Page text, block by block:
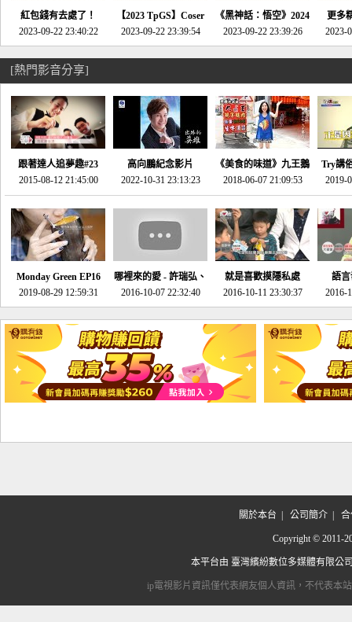
紅包錢有去處了！
SEGA春節特賣 超過85
款遊戲打到骨折-電玩
宅速配20230119
2023-09-22 23:40:22
【2023 TpGS】Coser
和Show Girl搶先看！
直擊展前記者會-電玩
2023-09-22 23:39:54
《黑神話：悟空》2024
年夏季推出！確定不會
延期齁？-電玩宅速配
2023-09-22 23:39:26
更多
《來
金鄉
2023-
[熱門影音分享]
跟著達人追夢趣#23
promo-我想開間咖啡
館(謝佳凌)
2015-08-12 21:45:00
高向鵬紀念影片
2022-10-31 23:13:23
《美食的味道》九王鵝
肉
2018-06-07 21:09:53
Try講
2019-
Monday Green EP16
超意外~環保原來可以
邊玩邊做！
2019-08-29 12:59:31
哪裡來的愛 - 許瑞弘、
李其芬
2016-10-07 22:32:40
就是喜歡摸隱私處
2016-10-11 23:30:37
語
2016-
關於本台 公司簡介| 合
Copyright © 2011-
本平台由 臺灣繽紛數位多媒體有限公
ip電視影片資訊僅代表網友個人資訊，不代表本